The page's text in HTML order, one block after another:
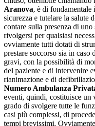
Aranova, è di fondamentale
sicurezza e tutelare la salute
contare sulla presenza di
rivolgersi per qualsiasi
ovviamente tutti dotati di
prestare soccorso sia in
gravi, con la possibilità di
del paziente e di intervenire
rianimazione e di
Numero Ambulanza
eventi, quindi, costituisce un
grado di svolgere tutte le
casi più complessi, di
tempi brevissimi.